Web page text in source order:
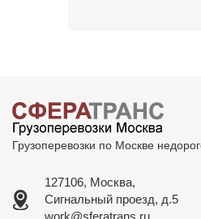
Грузоперевозки по Москве
127106, Москва,
Сигнальный проезд, д.5
work@sferatrans.ru